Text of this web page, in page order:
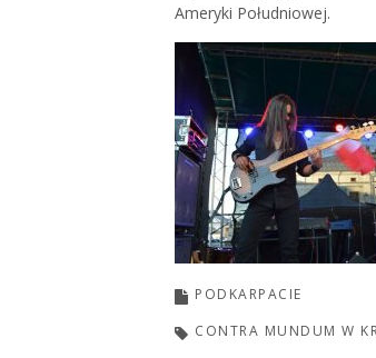
Ameryki Południowej.
PODKARPACIE
CONTRA MUNDUM W